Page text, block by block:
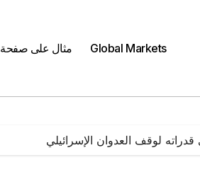
Global Markets مثال على صفحة
لوقف العدوان الإسرائيلي